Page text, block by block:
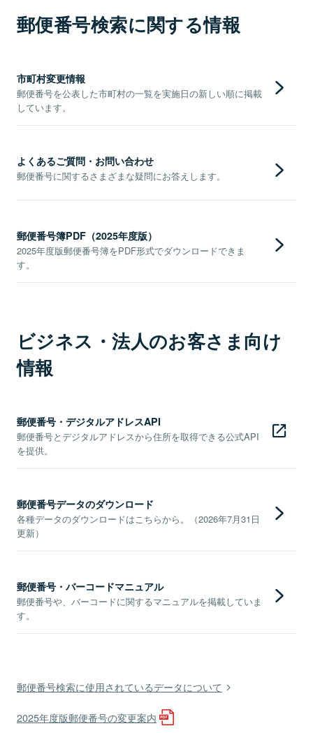
郵便番号検索に関する情報
市町村変更情報
郵便番号を公表した市町村の一覧を実施日の新しい順に掲載
しています。
よくあるご質問・お問い合わせ
郵便番号に関するさまざまな疑問にお答えします。
郵便番号簿PDF（2025年度版）
2025年度版郵便番号簿をPDF形式でダウンロードできま
す。
ビジネス・法人のお客さま向け
情報
郵便番号・デジタルアドレスAPI
郵便番号とデジタルアドレスから住所を取得できる公式API
を提供。
郵便番号データのダウンロード
各種データのダウンロードはこちらから。（2026年7月31日
更新）
郵便番号・バーコードマニュアル
郵便番号や、バーコードに関するマニュアルを掲載していま
す。
郵便番号検索に使用されているデータについて
2025年度版郵便番号の変更案内